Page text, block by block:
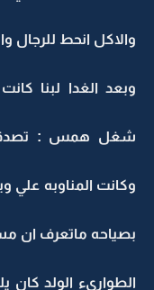
والاكل انحط للرجال
وبعد الغدا لبنا
شغل همس :
وكانت المناوبه علي
بصياحه ماتعرف ان
الطوارىء الولد